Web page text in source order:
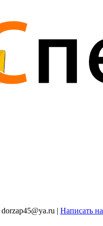
dorzap45@ya.ru | Написать